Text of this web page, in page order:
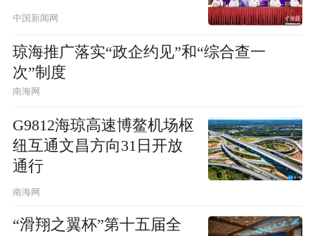
中国新闻网
琼海推广落实“政企约见”和“综合查一
次”制度
南海网
G9812海琼高速博鳌机场枢
纽互通文昌方向31日开放
通行
南海网
“滑翔之翼杯”第十五届全